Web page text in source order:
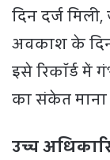
दिन दर्ज
अवकाश के दिन
इसे रिकॉर्ड में
का संकेत माना
उच्च